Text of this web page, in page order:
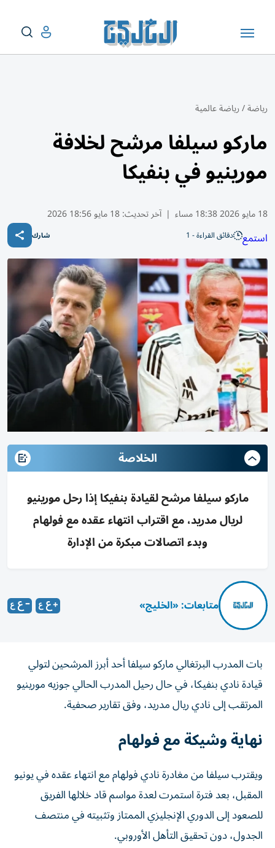
رياضة/رياضة عالمية
ماركو سيلفا مرشح لخلافة
مورينيو في بنفيكا
18 مايو 2026 18:38 مساء | آخر تحديث:18 مايو 18:56 2026
استمع دقائق القراءة - 1 شارك
الخلاصة
ماركو سيلفا مرشح لقيادة بنفيكا إذا رحل مورينيو
لريال مدريد، مع اقتراب انتهاء عقده مع فولهام
وبدء اتصالات مبكرة من الإدارة
متابعات: «الخليج»
بات المدرب البرتغالي ماركو سيلفا أحد أبرز المرشحين لتولي
قيادة نادي بنفيكا، في حال رحيل المدرب الحالي جوزيه مورينيو
المرتقب إلى نادي ريال مدريد، وفق تقارير صحفية.
نهاية وشيكة مع فولهام
ويقترب سيلفا من مغادرة نادي فولهام مع انتهاء عقده في يونيو
المقبل، بعد فترة استمرت لعدة مواسم قاد خلالها الفريق
للصعود إلى الدوري الإنجليزي الممتاز وتثبيته في منتصف
الجدول، دون تحقيق التأهل الأوروبي.